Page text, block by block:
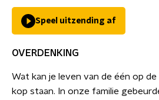
Speel uitzending af
OVERDENKING
Wat kan je leven van de één op de
kop staan. In onze familie